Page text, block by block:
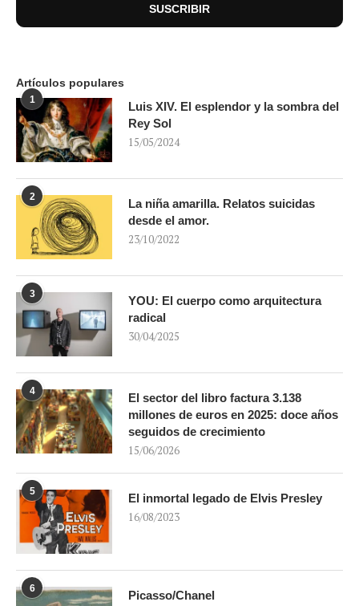
Artículos populares
1
Luis XIV. El esplendor y la sombra del
Rey Sol
15/05/2024
2
La niña amarilla. Relatos suicidas
desde el amor.
23/10/2022
3
YOU: El cuerpo como arquitectura
radical
30/04/2025
4
El sector del libro factura 3.138
millones de euros en 2025: doce años
seguidos de crecimiento
15/06/2026
5
El inmortal legado de Elvis Presley
16/08/2023
6
Picasso/Chanel